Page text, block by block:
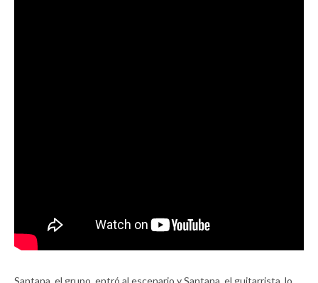
Santana, el grupo, entró al escenario y Santana, el guitarrista, lo